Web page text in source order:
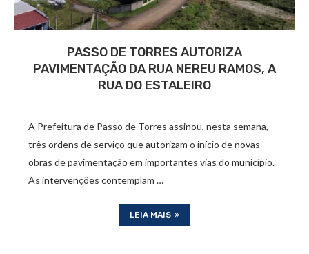
PASSO DE TORRES AUTORIZA
PAVIMENTAÇÃO DA RUA NEREU RAMOS, A
RUA DO ESTALEIRO
A Prefeitura de Passo de Torres assinou, nesta semana,
três ordens de serviço que autorizam o início de novas
obras de pavimentação em importantes vias do município.
As intervenções contemplam …
LEIA MAIS